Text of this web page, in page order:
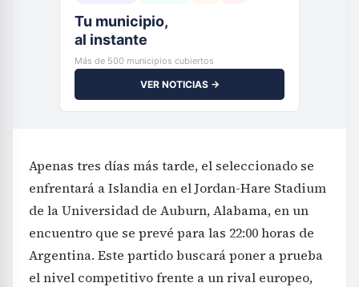
Tu municipio,
al instante
Más de 500 municipios cubiertos
VER NOTICIAS →
Apenas tres días más tarde, el seleccionado se
enfrentará a Islandia en el Jordan-Hare Stadium
de la Universidad de Auburn, Alabama, en un
encuentro que se prevé para las 22:00 horas de
Argentina. Este partido buscará poner a prueba
el nivel competitivo frente a un rival europeo,